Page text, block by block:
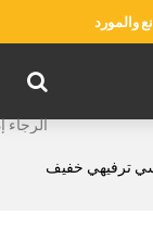
والمورد
ترفيهي خفيف